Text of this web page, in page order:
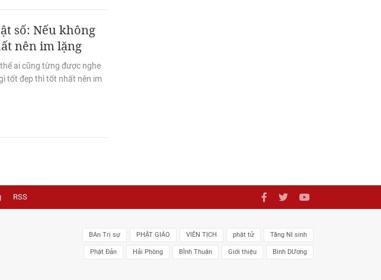
số: Nếu không
nên im lặng
ai cũng từng được nghe
tốt đẹp thì tốt nhất nên im
RSS
BAn Trị sự PHẬT GIÁO VIÊN TỊCH phật tử Tăng NI sinh
Phật Đản Hải Phòng BÌnh Thuận Giới thiệu Bình DƯơng